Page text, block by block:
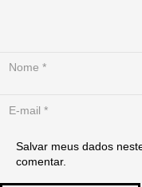
Salvar meus dados
comentar.